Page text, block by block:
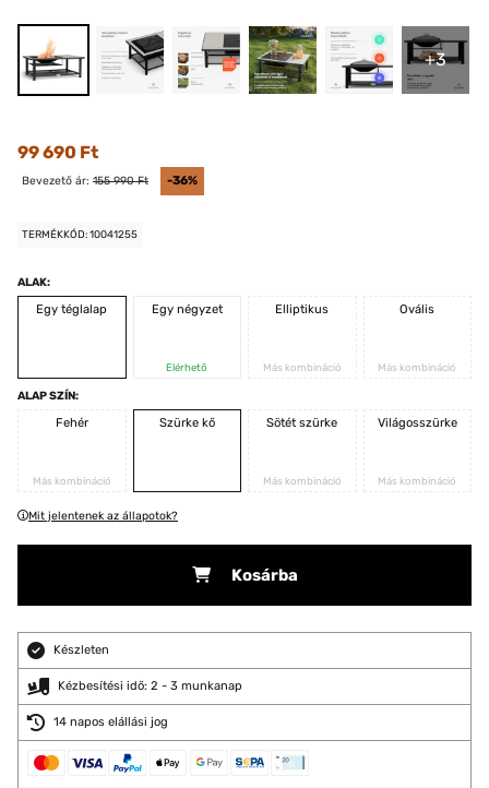
+3
99 690 Ft
Bevezető ár: 155 990 Ft -36%
TERMÉKKÓD: 10041255
ALAK:
Egy téglalap
Egy négyzet
Elérhető
Elliptikus
Más kombináció
Ovális
Más kombináció
ALAP SZÍN:
Fehér
Más kombináció
Szürke kő Sötét szürke
Más kombináció
Világosszürke
Más kombináció
Mit jelentenek az állapotok?
Kosárba
Készleten
Kézbesítési idő: 2 - 3 munkanap
14 napos elállási jog